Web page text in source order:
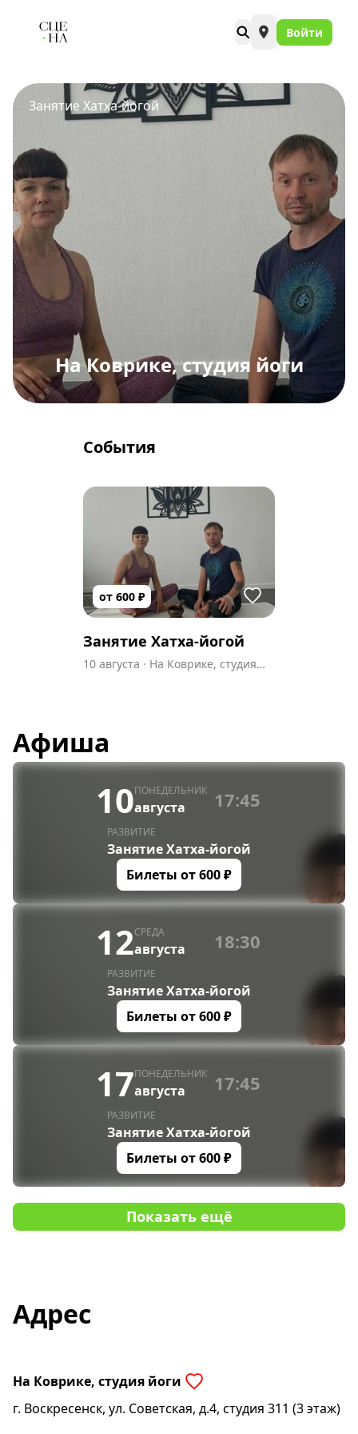
Войти
Занятие Хатха-йогой
На Коврике, студия йоги
События
от 600 ₽
Занятие Хатха-йогой
10 августа · На Коврике, студия
Афиша
10ПОНЕДЕЛЬНИК
августа 17:45
РАЗВИТИЕ
Занятие Хатха-йогой
Билеты от600₽
12СРЕДА
августа 18:30
РАЗВИТИЕ
Занятие Хатха-йогой
Билеты от600₽
17ПОНЕДЕЛЬНИК
августа 17:45
РАЗВИТИЕ
Занятие Хатха-йогой
Билеты от600₽
Показать ещё
Адрес
На Коврике, студия йоги
г. Воскресенск, ул. Советская, д.4, студия 311 (3 этаж)